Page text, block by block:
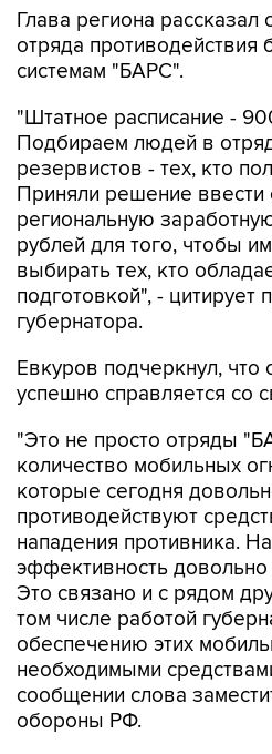
Глава региона
отряда противодействия
системам "БАРС".
"Штатное расписание -
Подбираем людей в
резервистов - тех, кто
Приняли решение
региональную
рублей для того, чтобы
выбирать тех, кто
подготовкой", - цитирует
губернатора.
Евкуров подчеркнул, что
успешно справляется со
"Это не просто отряды
количество мобильных
которые сегодня
противодействуют
нападения противника.
эффективность
Это связано и с рядом
том числе работой
обеспечению этих
необходимыми
сообщении слова
обороны РФ.